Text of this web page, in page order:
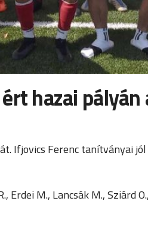
hazai
Ifjovics Ferenc tanítványai
Erdei M., Lancsák M., Sziárd